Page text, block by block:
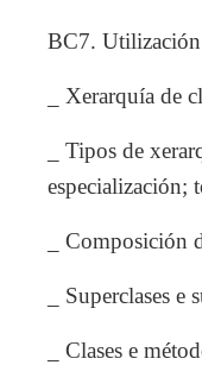
BC7. Utilización
_ Xerarquía de
_ Tipos de
especialización;
_ Composición
_ Superclases e
_ Clases e